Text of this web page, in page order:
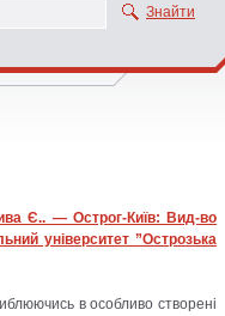
Знайти
Є.. — Острог-Київ: Вид-во
університет ”Острозька
в особливо створені